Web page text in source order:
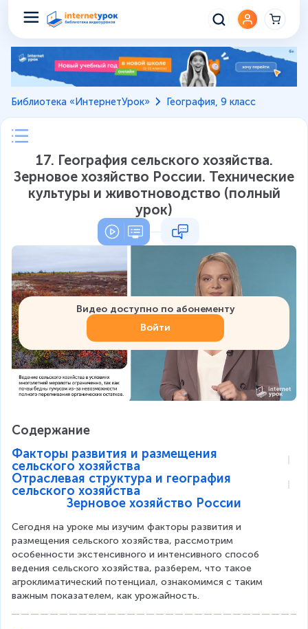
Библиотека «ИнтернетУрок» География, 9 класс
17. География сельского хозяйства.
Зерновое хозяйство России. Технические
культуры и животноводство (полный
урок)
Видео доступно по абонементу
Войти
Содержание
Факторы развития и размещения
сельского хозяйства
Отраслевая структура и география
сельского хозяйства
Зерновое хозяйство России
Сегодня на уроке мы изучим факторы развития и
размещения сельского хозяйства, рассмотрим
особенности экстенсивного и интенсивного способ
ведения сельского хозяйства, разберем, что такое
агроклиматический потенциал, ознакомимся с таким
важным показателем, как урожайность.